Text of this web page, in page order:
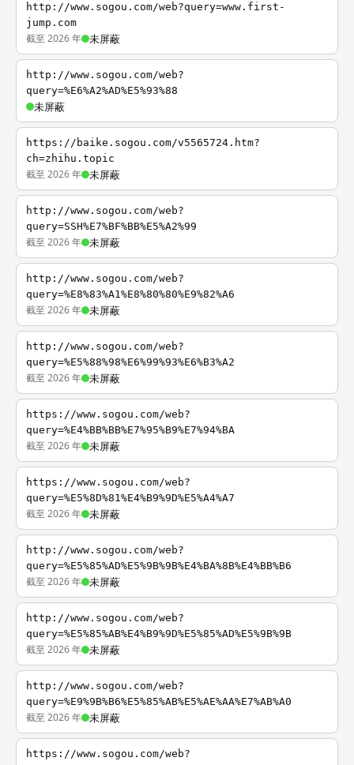
http://www.sogou.com/web?query=www.first-
jump.com
截至 2026 年 未屏蔽
http://www.sogou.com/web?
query=%E6%A2%AD%E5%93%88
未屏蔽
https://baike.sogou.com/v5565724.htm?
ch=zhihu.topic
截至 2026 年 未屏蔽
http://www.sogou.com/web?
query=SSH%E7%BF%BB%E5%A2%99
截至 2026 年 未屏蔽
http://www.sogou.com/web?
query=%E8%83%A1%E8%80%80%E9%82%A6
截至 2026 年 未屏蔽
http://www.sogou.com/web?
query=%E5%88%98%E6%99%93%E6%B3%A2
截至 2026 年 未屏蔽
https://www.sogou.com/web?
query=%E4%BB%BB%E7%95%B9%E7%94%BA
截至 2026 年 未屏蔽
https://www.sogou.com/web?
query=%E5%8D%81%E4%B9%9D%E5%A4%A7
截至 2026 年 未屏蔽
http://www.sogou.com/web?
query=%E5%85%AD%E5%9B%9B%E4%BA%8B%E4%BB%B6
截至 2026 年 未屏蔽
http://www.sogou.com/web?
query=%E5%85%AB%E4%B9%9D%E5%85%AD%E5%9B%9B
截至 2026 年 未屏蔽
http://www.sogou.com/web?
query=%E9%9B%B6%E5%85%AB%E5%AE%AA%E7%AB%A0
截至 2026 年 未屏蔽
https://www.sogou.com/web?